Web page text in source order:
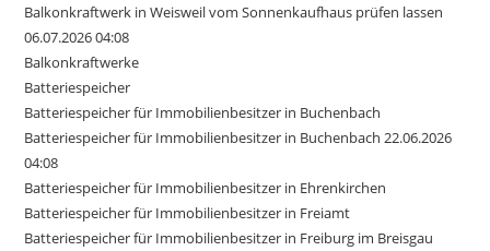
Balkonkraftwerk in Weisweil vom Sonnenkaufhaus prüfen lassen
06.07.2026 04:08
Balkonkraftwerke
Batteriespeicher
Batteriespeicher für Immobilienbesitzer in Buchenbach
Batteriespeicher für Immobilienbesitzer in Buchenbach 22.06.2026
04:08
Batteriespeicher für Immobilienbesitzer in Ehrenkirchen
Batteriespeicher für Immobilienbesitzer in Freiamt
Batteriespeicher für Immobilienbesitzer in Freiburg im Breisgau